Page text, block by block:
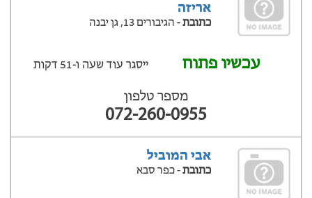
אריזה
כתובת- הגיבורים 13, גן יבנה
עכשיו פתוח ייסגר עוד שעה ‫ו-51 דקות
מספר טלפון
072-260-0955
אבי המוביל
כתובת- כפר סבא